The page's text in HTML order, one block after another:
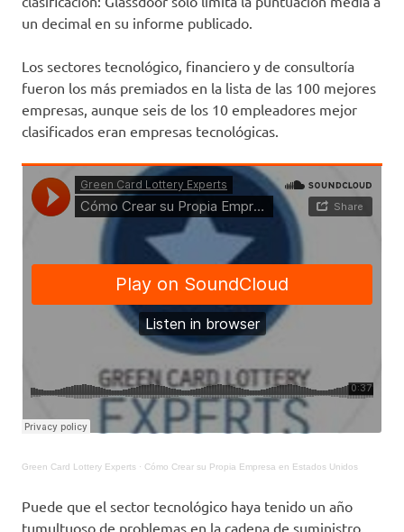
un decimal en su informe publicado.
Los sectores tecnológico, financiero y de consultoría
fueron los más premiados en la lista de las 100 mejores
empresas, aunque seis de los 10 empleadores mejor
clasificados eran empresas tecnológicas.
Green Card Lottery Experts · Cómo Crear su Propia Empresa en Estados Unidos
Puede que el sector tecnológico haya tenido un año
tumultuoso de problemas en la cadena de suministro,